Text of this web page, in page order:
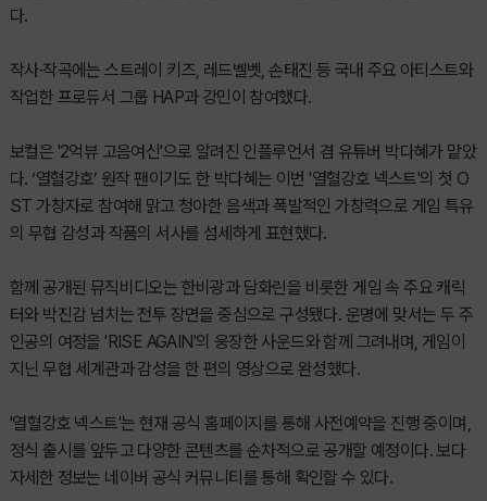
다.
작사·작곡에는 스트레이 키즈, 레드벨벳, 손태진 등 국내 주요 아티스트와
작업한 프로듀서 그룹 HAP과 강민이 참여했다.
보컬은 '2억뷰 고음여신'으로 알려진 인플루언서 겸 유튜버 박다혜가 맡았
다. ‘열혈강호’ 원작 팬이기도 한 박다혜는 이번 '열혈강호 넥스트'의 첫 O
ST 가창자로 참여해 맑고 청아한 음색과 폭발적인 가창력으로 게임 특유
의 무협 감성과 작품의 서사를 섬세하게 표현했다.
함께 공개된 뮤직비디오는 한비광과 담화린을 비롯한 게임 속 주요 캐릭
터와 박진감 넘치는 전투 장면을 중심으로 구성됐다. 운명에 맞서는 두 주
인공의 여정을 'RISE AGAIN'의 웅장한 사운드와 함께 그려내며, 게임이
지닌 무협 세계관과 감성을 한 편의 영상으로 완성했다.
'열혈강호 넥스트'는 현재 공식 홈페이지를 통해 사전예약을 진행 중이며,
정식 출시를 앞두고 다양한 콘텐츠를 순차적으로 공개할 예정이다. 보다
자세한 정보는 네이버 공식 커뮤니티를 통해 확인할 수 있다.